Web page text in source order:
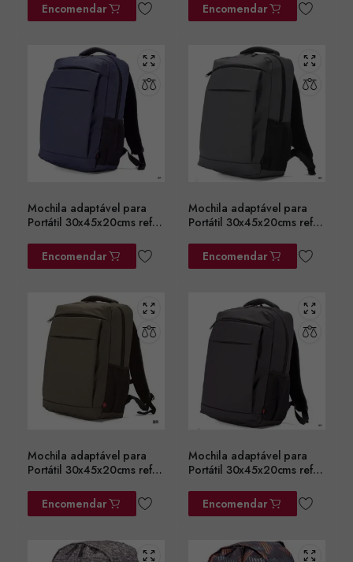
Encomendar Encomendar
Mochila adaptável para
Portátil 30x45x20cms ref.
Encomendar
Mochila adaptável para
Portátil 30x45x20cms ref.
Encomendar
Mochila adaptável para
Portátil 30x45x20cms ref.
Encomendar
Mochila adaptável para
Portátil 30x45x20cms ref.
Encomendar